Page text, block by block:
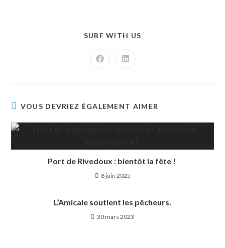
SURF WITH US
VOUS DEVRIEZ ÉGALEMENT AIMER
Port de Rivedoux : bientôt la fête !
8 juin 2025
L’Amicale soutient les pêcheurs.
30 mars 2023